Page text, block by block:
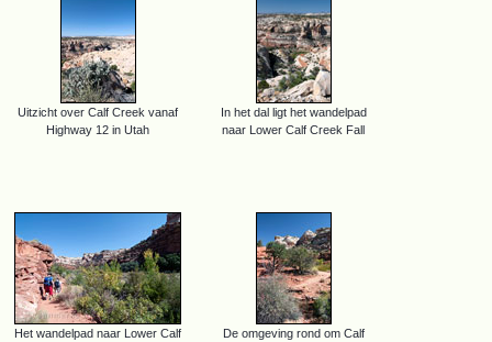
Uitzicht over Calf Creek vanaf
Highway 12 in Utah
In het dal ligt het wandelpad
naar Lower Calf Creek Fall
Het wandelpad naar Lower Calf
De omgeving rond om Calf